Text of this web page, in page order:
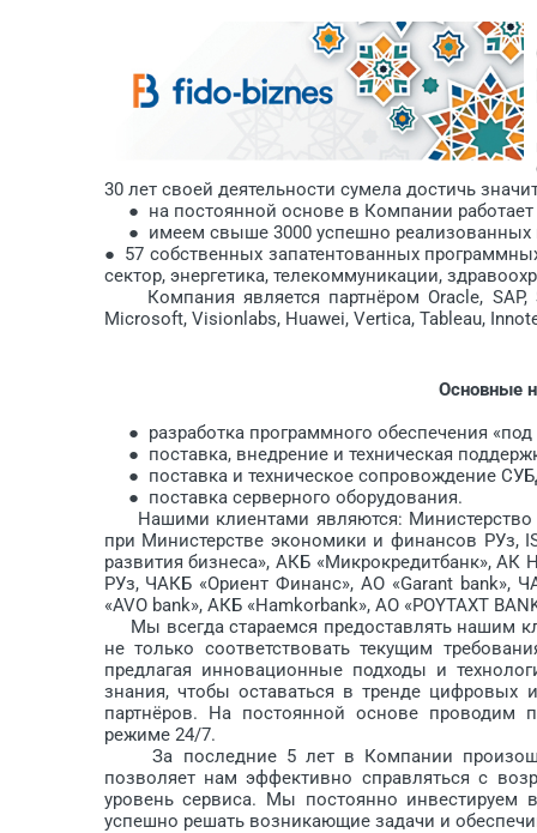
30 лет своей деятельности сумела достичь
● на постоянной основе в Компании работает
● имеем свыше 3000 успешно реализованных
● 57 собственных запатентованных
сектор, энергетика, телекоммуникации,
Компания является партнёром Oracle, SAP,
Microsoft, Visionlabs, Huawei, Vertica, Tableau,
Основные
● разработка программного обеспечения «под
● поставка, внедрение и техническая
● поставка и техническое сопровождение
● поставка серверного оборудования.
Нашими клиентами являются:
при Министерстве экономики и финансов РУз,
развития бизнеса», АКБ «Микрокредитбанк»,
РУз, ЧАКБ «Ориент Финанс», АО «Garant bank»,
«AVO bank», АКБ «Hamkorbank», АО «POYTAXT
Мы всегда стараемся предоставлять нашим
не только соответствовать текущим
предлагая инновационные подходы и
знания, чтобы оставаться в тренде
партнёров. На постоянной основе проводим
режиме 24/7.
За последние 5 лет в Компании
позволяет нам эффективно справляться с
уровень сервиса. Мы постоянно инвестируем
успешно решать возникающие задачи и